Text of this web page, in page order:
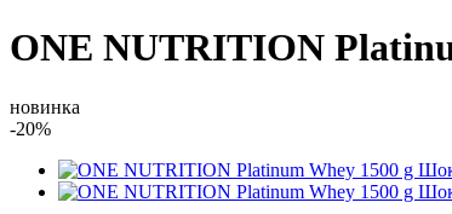
ONE NUTRITION
новинка
-20%